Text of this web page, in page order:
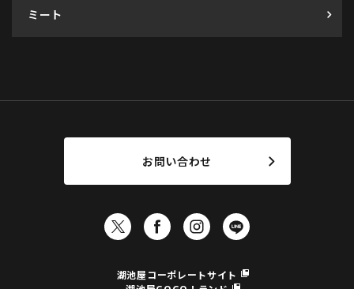
ミート
お問い合わせ
湖池屋コーポレートサイト